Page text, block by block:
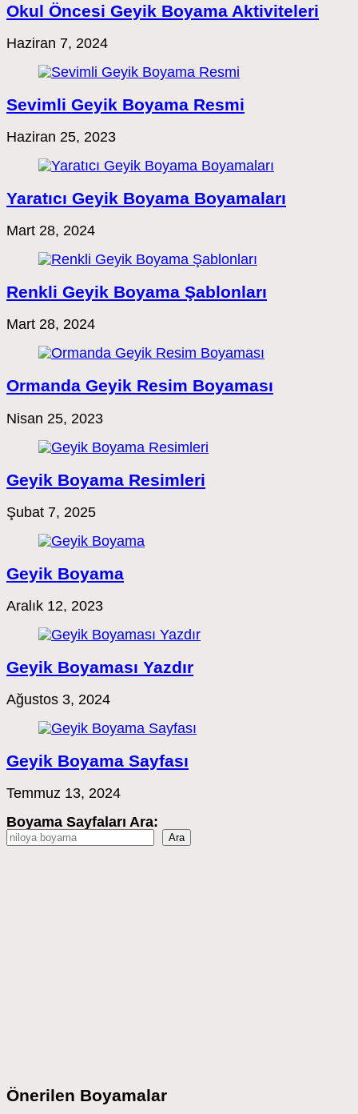
Okul Öncesi Geyik Boyama Aktiviteleri
Haziran 7, 2024
Sevimli Geyik Boyama Resmi
Haziran 25, 2023
Yaratıcı Geyik Boyama Boyamaları
Mart 28, 2024
Renkli Geyik Boyama Şablonları
Mart 28, 2024
Ormanda Geyik Resim Boyaması
Nisan 25, 2023
Geyik Boyama Resimleri
Şubat 7, 2025
Geyik Boyama
Aralık 12, 2023
Geyik Boyaması Yazdır
Ağustos 3, 2024
Geyik Boyama Sayfası
Temmuz 13, 2024
Boyama Sayfaları Ara:
Ara
Önerilen Boyamalar